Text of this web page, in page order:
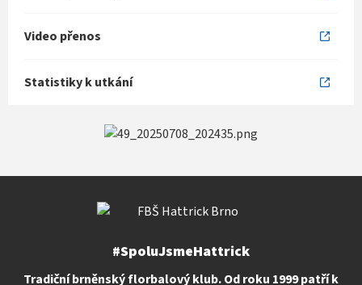
Video přenos
Statistiky k utkání
#SpoluJsmeHattrick
Tradiční brněnský florbalový klub. Od roku 1999 patří k